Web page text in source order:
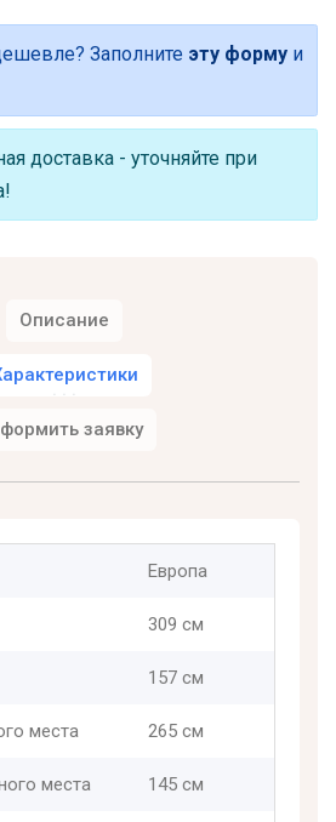
Заполните эту форму и
доставка - уточняйте при
Описание
заявку
Европа
309 см
157 см
места 265 см
места 145 см